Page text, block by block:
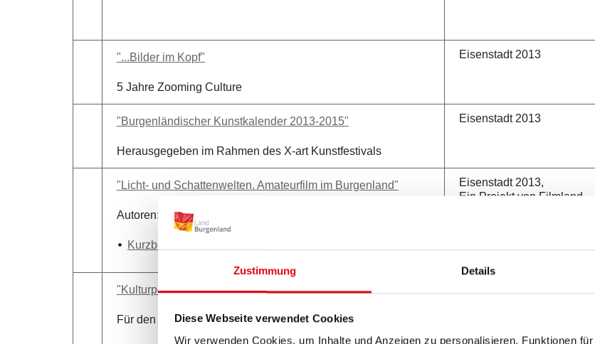
Zustimmung Details
Diese Webseite verwendet Cookies
Wir verwenden Cookies, um Inhalte und Anzeigen zu personalisieren, Funktionen
"...Bilder im Kopf"
5 Jahre Zooming Culture
Eisenstadt 2013
"Burgenländischer Kunstkalender 2013-2015"
Herausgegeben im Rahmen des X-art Kunstfestivals
Eisenstadt 2013
"Licht- und Schattenwelten. Amateurfilm im Burgenland"
Autoren: Gerhard Baumgartner, Dieter Szorger
Kurzbeschreibung
Eisenstadt 2013,
Ein Projekt von Filmland
"Kulturperspektiven 2020"
Für den Inhalt verantwortlich: Josef Tiefenbach